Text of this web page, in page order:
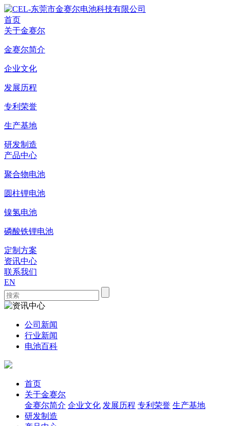
首页
关于金赛尔
金赛尔简介
企业文化
发展历程
专利荣誉
生产基地
研发制造
产品中心
聚合物电池
圆柱锂电池
镍氢电池
磷酸铁锂电池
定制方案
资讯中心
联系我们
EN
公司新闻
行业新闻
电池百科
首页
关于金赛尔
金赛尔简介 企业文化 发展历程 专利荣誉 生产基地
研发制造